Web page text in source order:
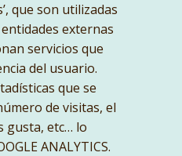
que son utilizadas
externas
servicios que
del usuario.
que se
de visitas, el
gusta, etc… lo
ANALYTICS.